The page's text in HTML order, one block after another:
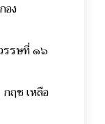
ง
รรษที่ ๑๖
เหลือ